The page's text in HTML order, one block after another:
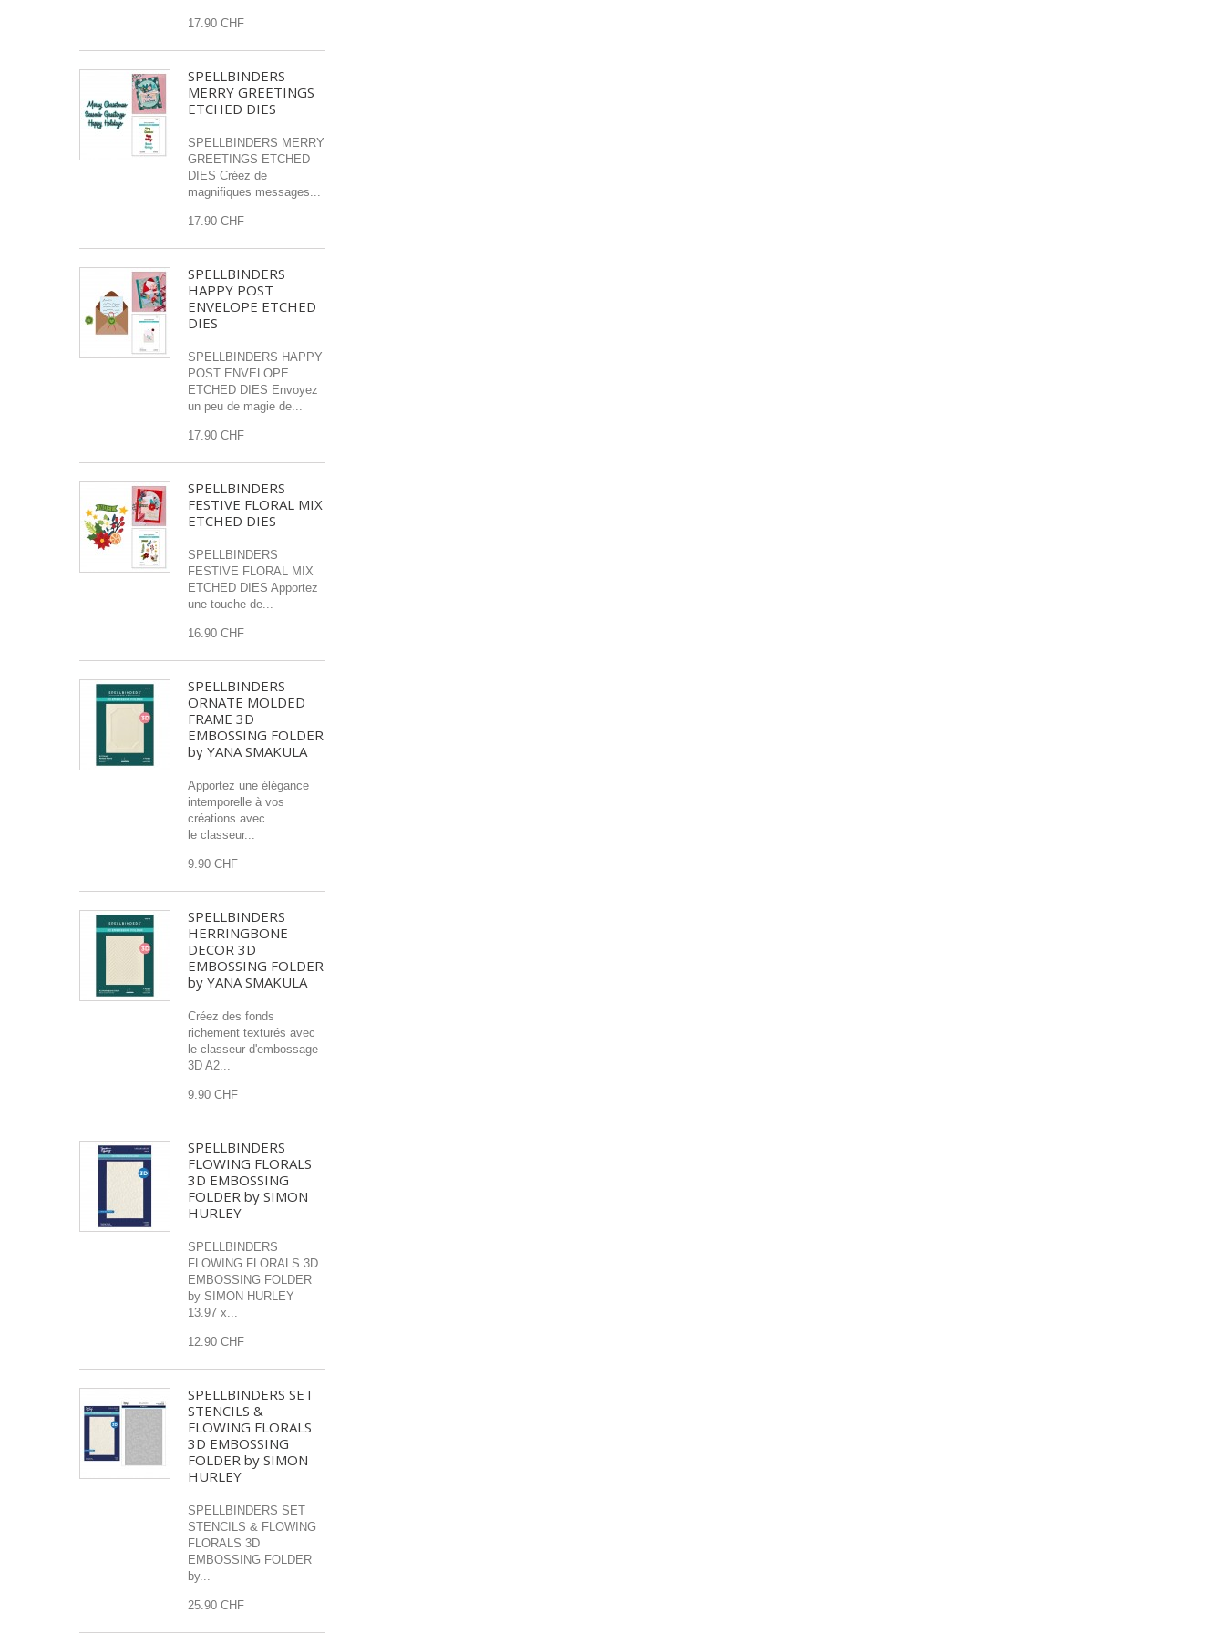
17.90 CHF
SPELLBINDERS
MERRY GREETINGS
ETCHED DIES
SPELLBINDERS MERRY
GREETINGS ETCHED
DIES Créez de
magnifiques messages...
17.90 CHF
SPELLBINDERS
HAPPY POST
ENVELOPE ETCHED
DIES
SPELLBINDERS HAPPY
POST ENVELOPE
ETCHED DIES Envoyez
un peu de magie de...
17.90 CHF
SPELLBINDERS
FESTIVE FLORAL MIX
ETCHED DIES
SPELLBINDERS
FESTIVE FLORAL MIX
ETCHED DIES Apportez
une touche de...
16.90 CHF
SPELLBINDERS
ORNATE MOLDED
FRAME 3D
EMBOSSING FOLDER
by YANA SMAKULA
Apportez une élégance
intemporelle à vos
créations avec
le classeur...
9.90 CHF
SPELLBINDERS
HERRINGBONE
DECOR 3D
EMBOSSING FOLDER
by YANA SMAKULA
Créez des fonds
richement texturés avec
le classeur d'embossage
3D A2...
9.90 CHF
SPELLBINDERS
FLOWING FLORALS
3D EMBOSSING
FOLDER by SIMON
HURLEY
SPELLBINDERS
FLOWING FLORALS 3D
EMBOSSING FOLDER
by SIMON HURLEY
13.97 x...
12.90 CHF
SPELLBINDERS SET
STENCILS &
FLOWING FLORALS
3D EMBOSSING
FOLDER by SIMON
HURLEY
SPELLBINDERS SET
STENCILS & FLOWING
FLORALS 3D
EMBOSSING FOLDER
by...
25.90 CHF